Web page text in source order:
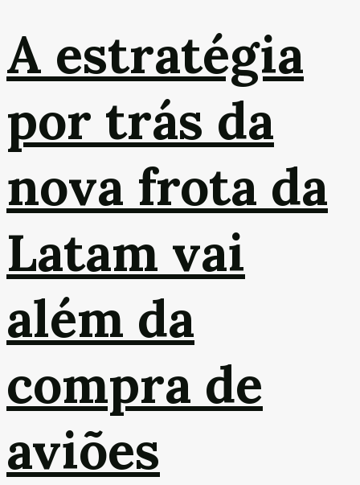
A estratégia
por trás da
nova frota da
Latam vai
além da
compra de
aviões